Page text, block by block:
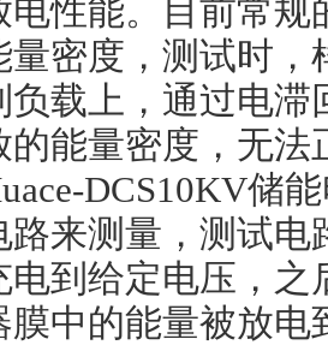
性能。目 前常规
量密度，测试时
负载上，通过电
的能量密度，无
DCS10KV储
路来测量，测试
电到给定电压，
膜中的能量被放